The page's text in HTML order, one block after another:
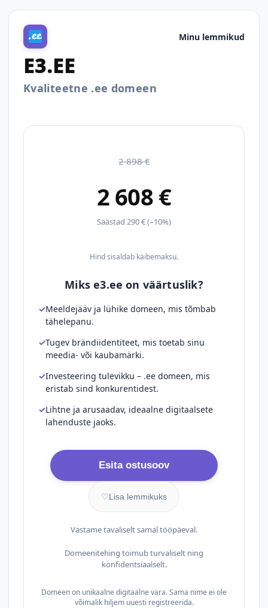
Minu lemmikud
E3.EE
Kvaliteetne .ee domeen
2 898 €
2 608 €
Säästad 290 € (–10%)
Hind sisaldab käibemaksu.
Miks e3.ee on väärtuslik?
Meeldejääv ja lühike domeen, mis tõmbab
tähelepanu.
Tugev brändiidentiteet, mis toetab sinu
meedia- või kaubamärki.
Investeering tulevikku – .ee domeen, mis
eristab sind konkurentidest.
Lihtne ja arusaadav, ideaalne digitaalsete
lahenduste jaoks.
Esita ostusoov
♡Lisa lemmikuks
Vastame tavaliselt samal tööpäeval.
Domeenitehing toimub turvaliselt ning
konfidentsiaalselt.
Domeen on unikaalne digitaalne vara. Sama nime ei ole
võimalik hiljem uuesti registreerida.